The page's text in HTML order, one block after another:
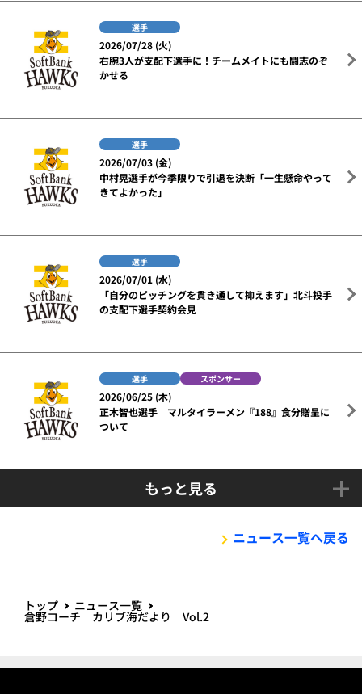
選手
2026/07/28 (火)
右腕3人が支配下選手に！チームメイトにも闘志のぞ
かせる
選手
2026/07/03 (金)
中村晃選手が今季限りで引退を決断「一生懸命やって
きてよかった」
選手
2026/07/01 (水)
「自分のピッチングを貫き通して抑えます」北斗投手
の支配下選手契約会見
選手 スポンサー
2026/06/25 (木)
正木智也選手 マルタイラーメン『188』食分贈呈に
ついて
もっと見る
ニュース一覧へ戻る
トップ ニュース一覧
倉野コーチ カリブ海だより Vol.2